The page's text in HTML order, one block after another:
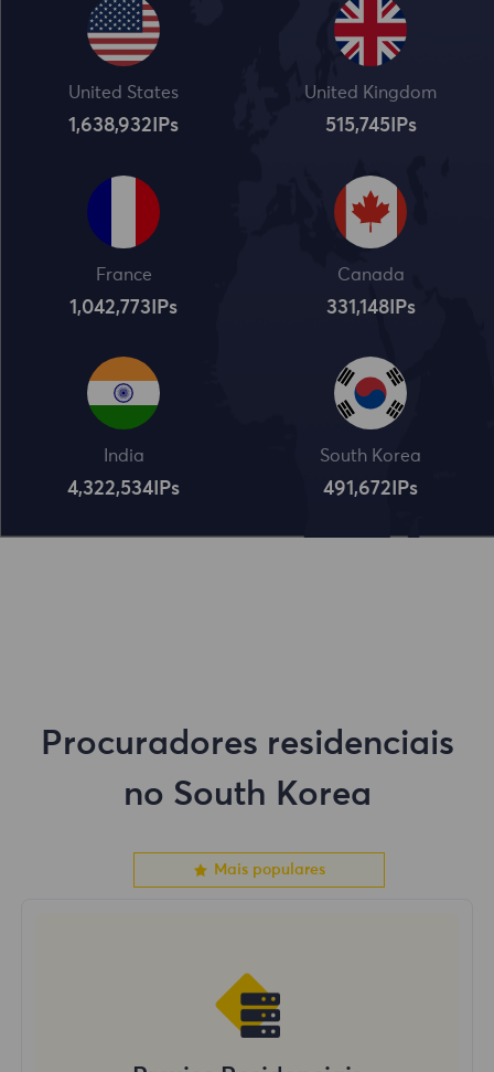
United States
1,638,932 IPs
United Kingdom
515,745IPs
France
1,042,773 IPs
Canada
331,148IPs
India
4,322,534 IPs
South Korea
491,672 IPs
Procuradores residenciais
no South Korea
Mais populares